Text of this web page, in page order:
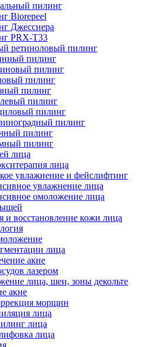
пилинг
Biorepeel
Джесснера
PRX-T33
ретиноловый пилинг
пилинг
пилинг
пилинг
пилинг
пилинг
пилинг
пилинг
пилинг
пилинг
лица
лица
увлажнение и фейслифтинг
увлажнение лица
омоложение лица
и восстановление кожи лица
лица
акне
лазером
лица, шеи, зоны декольте
акне
морщин
лица
лица
лица